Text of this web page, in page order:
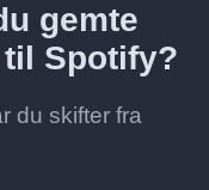
gemte
Spotify?
du skifter fra